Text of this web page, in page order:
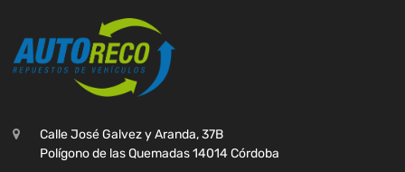
Calle José Galvez y Aranda, 37B
Polígono de las Quemadas 14014 Córdoba